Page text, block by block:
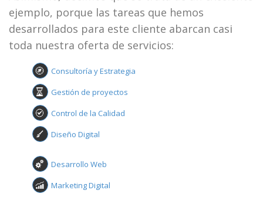
ejemplo, porque las tareas que hemos
desarrollados para este cliente abarcan casi
toda nuestra oferta de servicios:
Consultoría y Estrategia
Gestión de proyectos
Control de la Calidad
Diseño Digital
Desarrollo Web
Marketing Digital